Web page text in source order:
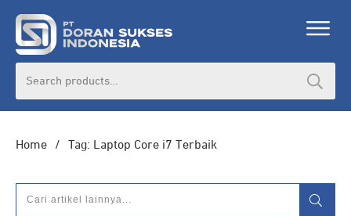
Home / Tag: Laptop Core i7 Terbaik